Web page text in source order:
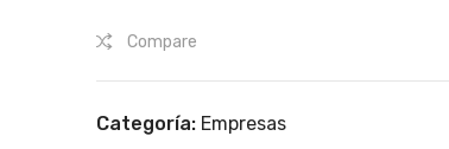
comercio
Estado
Compare
Categoría: Empresas